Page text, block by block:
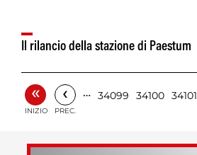
Il rilancio della stazione di Paestum
«
INIZIO
‹
PREC.
… 34099 34100 34101